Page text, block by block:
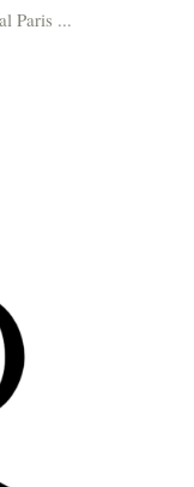
Paris